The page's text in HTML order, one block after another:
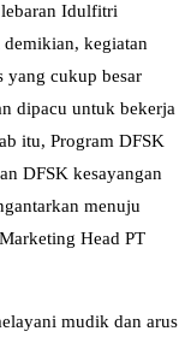
Idulfitri
demikian, kegiatan
yang cukup besar
dipacu untuk bekerja
itu, Program DFSK
DFSK kesayangan
menuju
Head PT
mudik dan arus